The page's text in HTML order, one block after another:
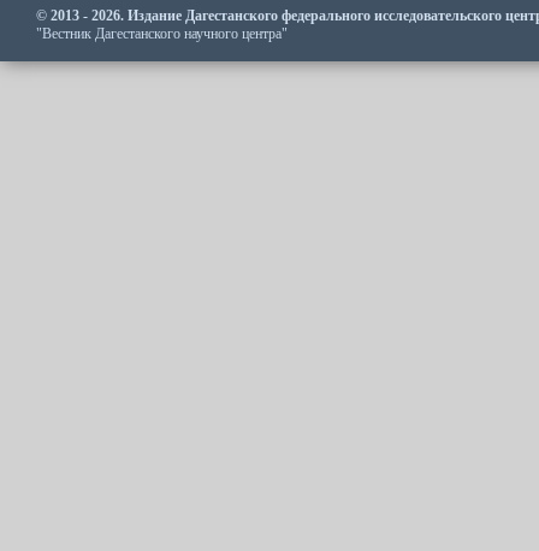
© 2013 - 2026. Издание Дагестанского федерального исследовательского
"Вестник Дагестанского научного центра"